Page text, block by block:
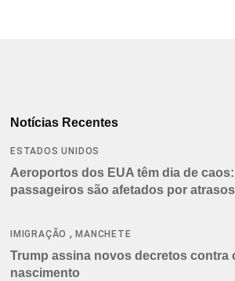
Notícias Recentes
ESTADOS UNIDOS
Aeroportos dos EUA têm dia de
passageiros são afetados por
IMIGRAÇÃO ,MANCHETE
Trump assina novos decretos contra
nascimento